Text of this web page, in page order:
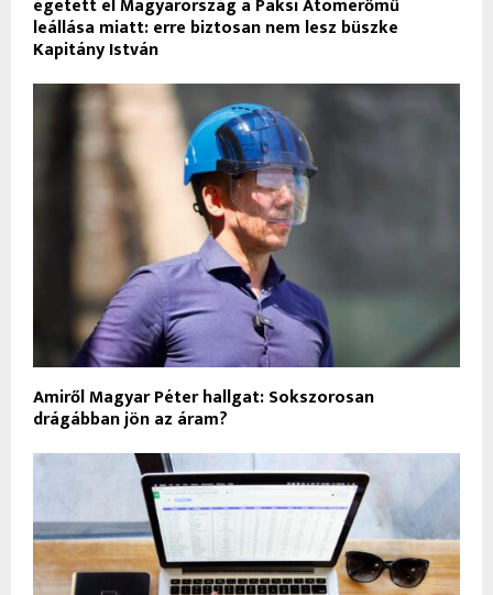
leállása miatt: erre biztosan nem lesz büszke
Kapitány István
Amiről Magyar Péter hallgat: Sokszorosan
drágábban jön az áram?